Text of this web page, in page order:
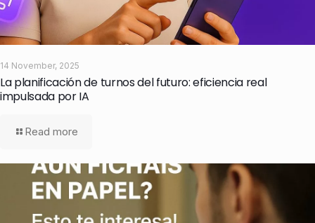
14 November, 2025
La planificación de turnos del futuro: eficiencia real
impulsada por IA
Read more